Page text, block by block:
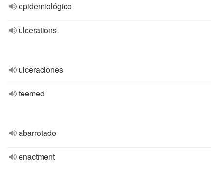
epidemiológico
ulcerations
ulceraciones
teemed
abarrotado
enactment